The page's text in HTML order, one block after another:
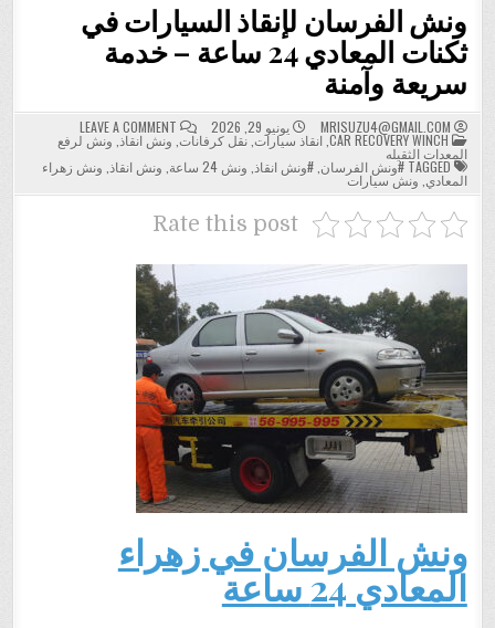
ونش الفرسان لإنقاذ السيارات في
ثكنات المعادي 24 ساعة – خدمة
سريعة وآمنة
MRISUZU4@GMAIL.COM يونيو 29, 2026 LEAVE A COMMENT
ON
ونش
الفرسان
لإنقاذ
السيارات
في
POSTED
IN
CAR RECOVERY WINCH
,انقاذ سيارات ,نقل كرفانات ونش انقاذ ونش لرفع
المعدات الثقيله
#ونش الفرسان ,#ونش انقاذ ونش 24 ساعة ونش انقاذ ونش زهراء
المعادي ونش سيارات
Rate this post
ونش الفرسان في زهراء
المعادي 24 ساعة